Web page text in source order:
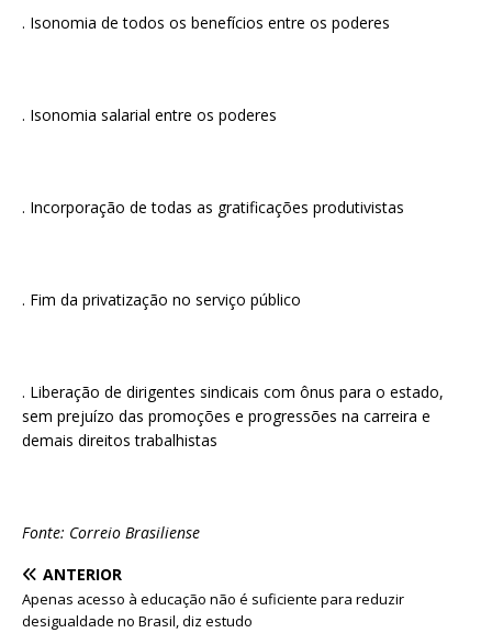
. Isonomia de todos os benefícios entre os poderes
. Isonomia salarial entre os poderes
. Incorporação de todas as gratificações produtivistas
. Fim da privatização no serviço público
. Liberação de dirigentes sindicais com ônus para o estado,
sem prejuízo das promoções e progressões na carreira e
demais direitos trabalhistas
Fonte: Correio Brasiliense
ANTERIOR
Apenas acesso à educação não é suficiente para reduzir
desigualdade no Brasil, diz estudo